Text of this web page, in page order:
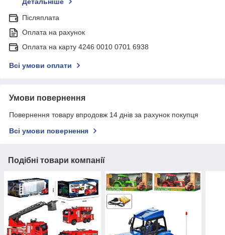
Детальніше
Післяплата
Оплата на рахунок
Оплата на карту 4246 0010 0701 6938
Всі умови оплати
Умови повернення
Повернення товару впродовж 14 днів за рахунок покупця
Всі умови повернення
Подібні товари компанії